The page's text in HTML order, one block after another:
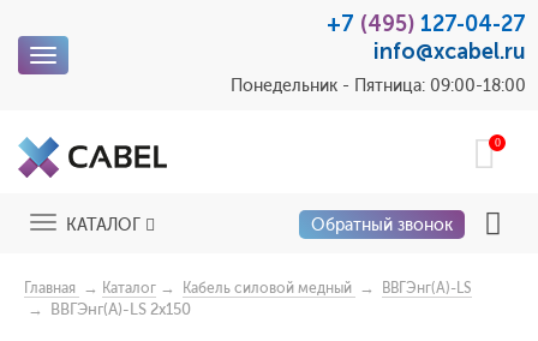
Toggle
+7 (495) 127-04-27
info@xcabel.ru
Понедельник - Пятница: 09:00-18:00
0
ToggleКАТАЛОГ Обратный звонок
Главная → Каталог → Кабель силовой медный → ВВГЭнг(A)-LS
→ ВВГЭнг(A)-LS 2x150